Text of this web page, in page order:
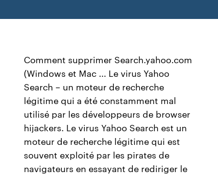
Comment supprimer Search.yahoo.com
(Windows et Mac ... Le virus Yahoo
Search – un moteur de recherche
légitime qui a été constamment mal
utilisé par les développeurs de browser
hijackers. Le virus Yahoo Search est un
moteur de recherche légitime qui est
souvent exploité par les pirates de
navigateurs en essayant de rediriger le